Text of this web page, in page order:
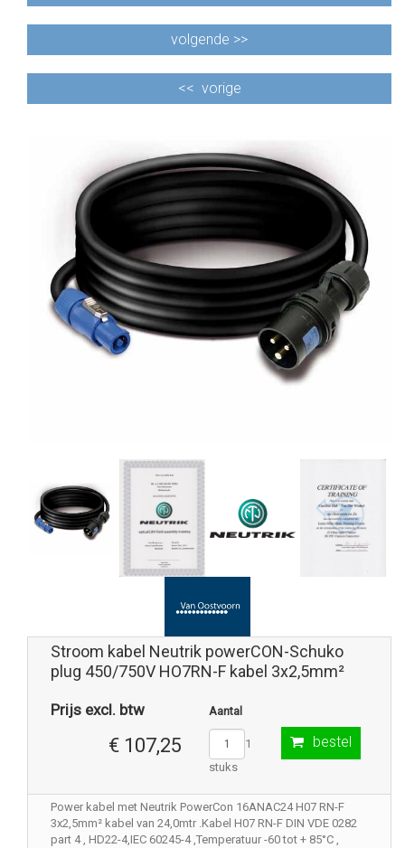
volgende >>
<< vorige
Stroom kabel Neutrik powerCON-Schuko
plug 450/750V HO7RN-F kabel 3x2,5mm²
Prijs excl. btw
€ 107,25
Aantal
1
stuks
bestel
Power kabel met Neutrik PowerCon 16ANAC24 H07 RN-F
3x2,5mm² kabel van 24,0mtr .Kabel H07 RN-F DIN VDE 0282
part 4 , HD22-4,IEC 60245-4 ,Temperatuur -60 tot + 85°C ,